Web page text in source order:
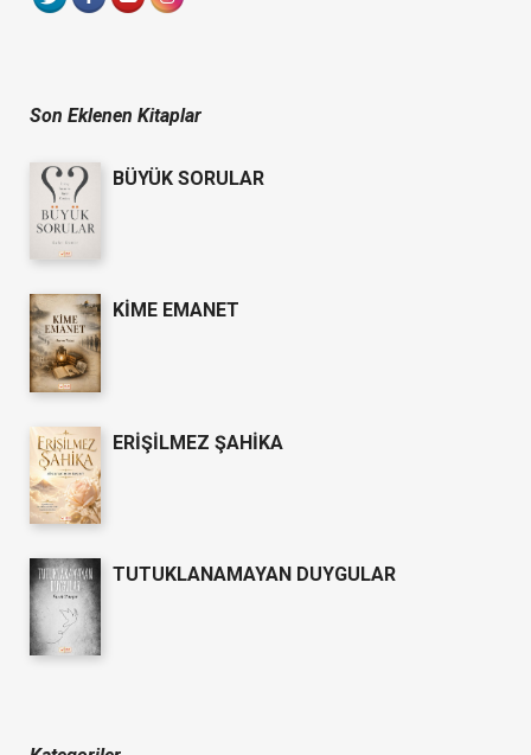
Son Eklenen Kitaplar
BÜYÜK SORULAR
KİME EMANET
ERİŞİLMEZ ŞAHİKA
TUTUKLANAMAYAN DUYGULAR